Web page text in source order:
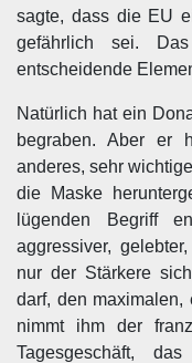
sagte, dass die EU
gefährlich sei.
entscheidende
Natürlich hat ein
begraben. Aber er
anderes, sehr
die Maske
lügenden Begriff
aggressiver,
nur der Stärkere
darf, den maximalen,
nimmt ihm der
Tagesgeschäft,